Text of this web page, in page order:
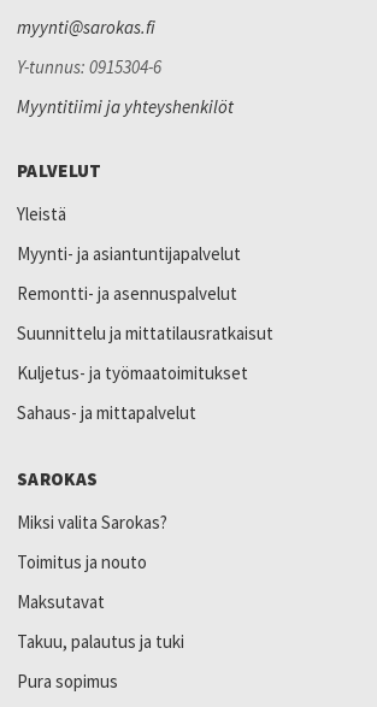
myynti@sarokas.fi
Y-tunnus: 0915304-6
Myyntitiimi ja yhteyshenkilöt
PALVELUT
Yleistä
Myynti- ja asiantuntijapalvelut
Remontti- ja asennuspalvelut
Suunnittelu ja mittatilausratkaisut
Kuljetus- ja työmaatoimitukset
Sahaus- ja mittapalvelut
SAROKAS
Miksi valita Sarokas?
Toimitus ja nouto
Maksutavat
Takuu, palautus ja tuki
Pura sopimus